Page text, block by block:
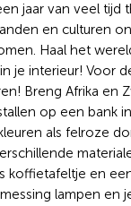
jaar van veel
en culturen
Haal het
je interieur! Voor
Breng Afrika en
op een bank
als felroze
koffietafeltje en
lampen en